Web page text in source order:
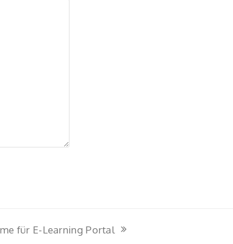
für E-Learning Portal